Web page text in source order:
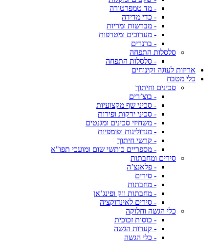
- מד טמפרטורה
- כדי מדידה
- מברשות ומריות
- מערוכים ומטרפות
- ברנרים
סלסלות התפחה
- סלסלות התפחה
אריזות לעוגה וקינוחים
כלי מטבח
סכינים וחיתוך
- בוצ’רים
- סכיני שף מקצועיות
- סכיני ירקות ופירות
- משחיזי סכינים ומגנטים
- מנדולינות ופומפיות
- קרשי חיתוך
- מספריים כותשי שום ומועכי תפו"א
סירים ומחבתות
- פלאנצ’ה
- סירים
- מחבתות
- מחבתות ווק ופינג’אן
- סירים לאינדוקציה
כלי הגשה וחלוקה
- כוסות זכוכית
- קערות הגשה
- כלי הגשה